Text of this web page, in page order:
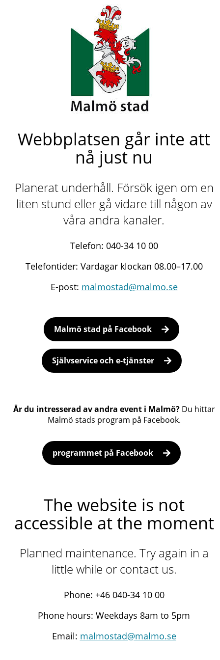
Webbplatsen går inte att
nå just nu
Planerat underhåll. Försök igen om en
liten stund eller gå vidare till någon av
våra andra kanaler.
Telefon: 040-34 10 00
Telefontider: Vardagar klockan 08.00–17.00
E-post: malmostad@malmo.se
Malmö stad på Facebook
Självservice och e-tjänster
Är du intresserad av andra event i Malmö?Du hittar
Malmö stads program på Facebook.
programmet på Facebook
The website is not
accessible at the moment
Planned maintenance. Try again in a
little while or contact us.
Phone: +46 040-34 10 00
Phone hours: Weekdays 8am to 5pm
Email: malmostad@malmo.se